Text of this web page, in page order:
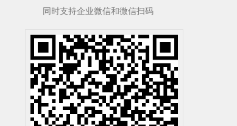
同时支持企业微信和微信扫码